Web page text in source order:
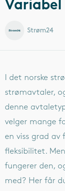
Variabel
Strøm24
I det norske
strømavtaler,
denne
velger mange
en viss grad
fleksibilitet.
fungerer den,
med? Her får